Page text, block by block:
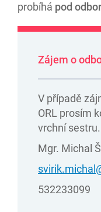
probíhá pod
Zájem o
V případě
ORL prosím
vrchní sestru.
Mgr. Michal
532233099